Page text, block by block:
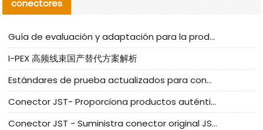
conectores
Guía de evaluación y adaptación para la producción en serie de componentes de cables nacionales para CNC Tech
I-PEX 高频线束国产替代方案解析
Estándares de prueba actualizados para conectores nacionales bajo la referencia de CLIFF
Conector JST- Proporciona productos auténticos y alternativos del conector JST NSHR-02V-S
Conector JST - Suministra conector original JST GHR-09V-S | productos alternativos